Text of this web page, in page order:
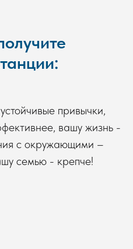
привычки,
вашу жизнь -
с окружающими –
семью - крепче!